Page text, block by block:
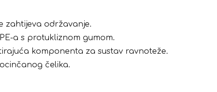
zahtijeva održavanje.
a s protukliznom gumom.
komponenta za sustav ravnoteže.
čelika.